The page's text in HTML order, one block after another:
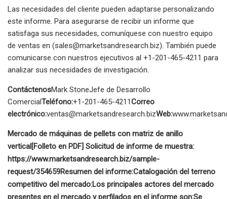
Las necesidades del cliente pueden adaptarse personalizando
este informe. Para asegurarse de recibir un informe que
satisfaga sus necesidades, comuníquese con nuestro equipo
de ventas en (sales@marketsandresearch.biz). También puede
comunicarse con nuestros ejecutivos al +1-201-465-4211 para
analizar sus necesidades de investigación.
ContáctenosMark StoneJefe de Desarrollo
ComercialTeléfono:+1-201-465-4211Correo
electrónico:ventas@marketsandresearch.bizWeb:
Mercado de máquinas de pellets con matriz de anillo
vertical[Folleto en PDF] Solicitud de informe de muestra:
https://www.marketsandresearch.biz/sample-
request/354659Resumen del informe:Catalogación del terreno
competitivo del mercado:Los principales actores del mercado
presentes en el mercado y perfilados en el informe son:Se